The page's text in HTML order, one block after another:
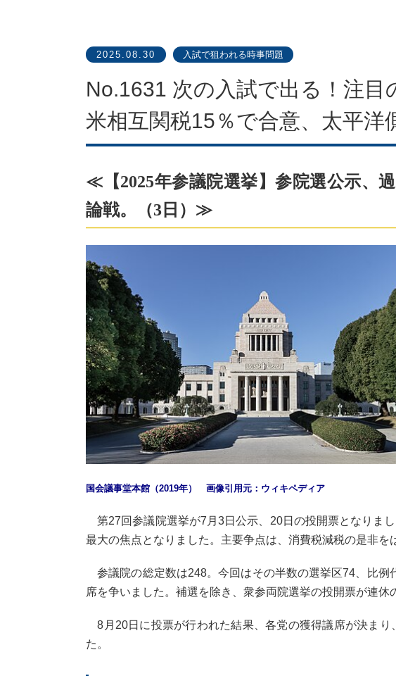
2025.08.30 入試で狙われる時事問題
No.1631 次の入試で出る！注目
米相互関税15％で合意、太平洋
≪【2025年参議院選挙】参院選公示、
論戦。（3日）≫
国会議事堂本館（2019年） 画像引用元：ウィキペディア
第27回参議院選挙が7月3日公示、20日の投開票となりま
最大の焦点となりました。主要争点は、消費税減税の是非
参議院の総定数は248。今回はその半数の選挙区74、比例
席を争いました。補選を除き、衆参両院選挙の投開票が連休
8月20日に投票が行われた結果、各党の獲得議席が決まり
た。